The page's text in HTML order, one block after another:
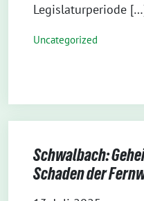
Legislaturperiode
Uncategorized
Schwalbach:
Schaden der